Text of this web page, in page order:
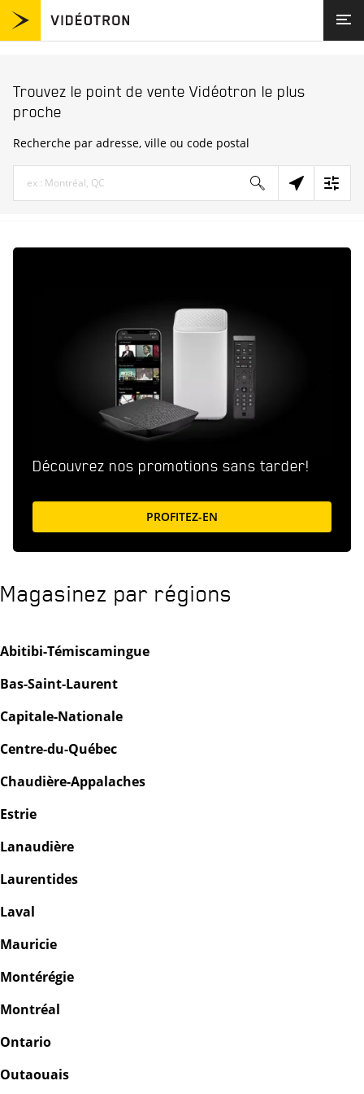
Passer au contenu
Visitez videotron.com
Trouvez le point de vente Vidéotron le plus
proche
Recherche par adresse, ville ou code postal
Rechercher
Filtrez
Découvrez nos promotions sans tarder!
PROFITEZ-EN
Magasinez par régions
Abitibi-Témiscamingue
Bas-Saint-Laurent
Capitale-Nationale
Centre-du-Québec
Chaudière-Appalaches
Estrie
Lanaudière
Laurentides
Laval
Mauricie
Montérégie
Montréal
Ontario
Outaouais